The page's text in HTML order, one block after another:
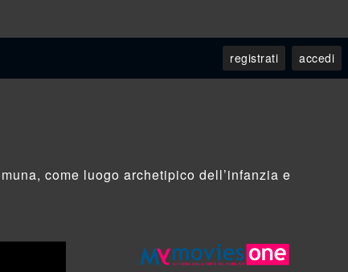
come luogo archetipico dell’infanzia e